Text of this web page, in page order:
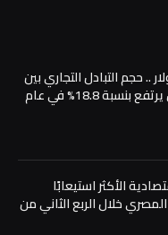
دولار .. حجم التبادل التجاري بين
مصر ودول البريكس يرتفع بنسبة 18.8% في عام
الأكثر استيعابًا
خلال الربع الثاني من